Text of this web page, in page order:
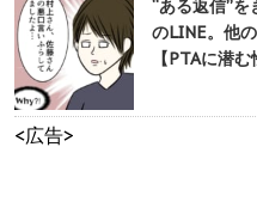
“ある返信”
のLINE。他
【PTAに潜
<広告>